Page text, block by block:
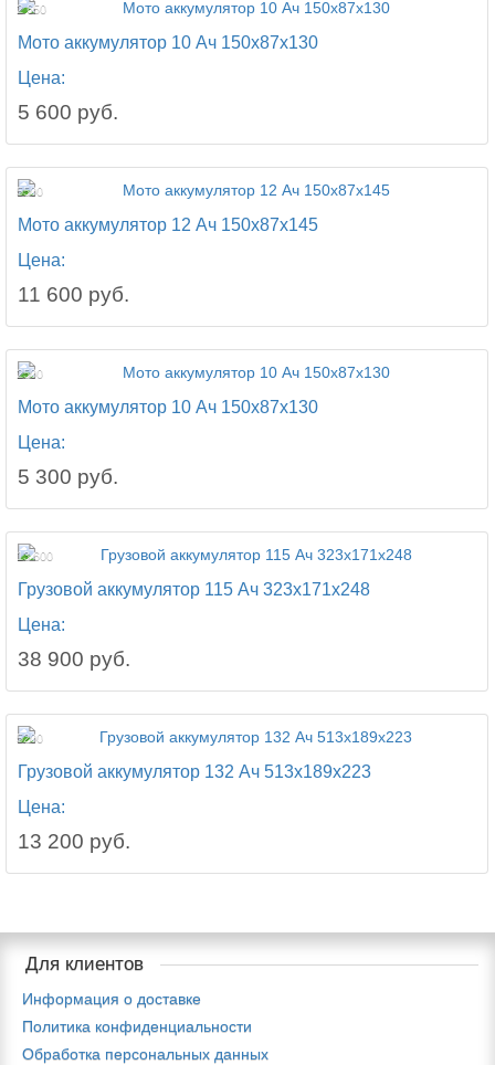
2 650
Мото аккумулятор 10 Ач 150x87x130
Цена:
5 600 руб.
5500
Мото аккумулятор 12 Ач 150x87x145
Цена:
11 600 руб.
2500
Мото аккумулятор 10 Ач 150x87x130
Цена:
5 300 руб.
13 600
Грузовой аккумулятор 115 Ач 323x171x248
Цена:
38 900 руб.
5200
Грузовой аккумулятор 132 Ач 513x189x223
Цена:
13 200 руб.
Для клиентов
Информация о доставке
Политика конфиденциальности
Обработка персональных данных